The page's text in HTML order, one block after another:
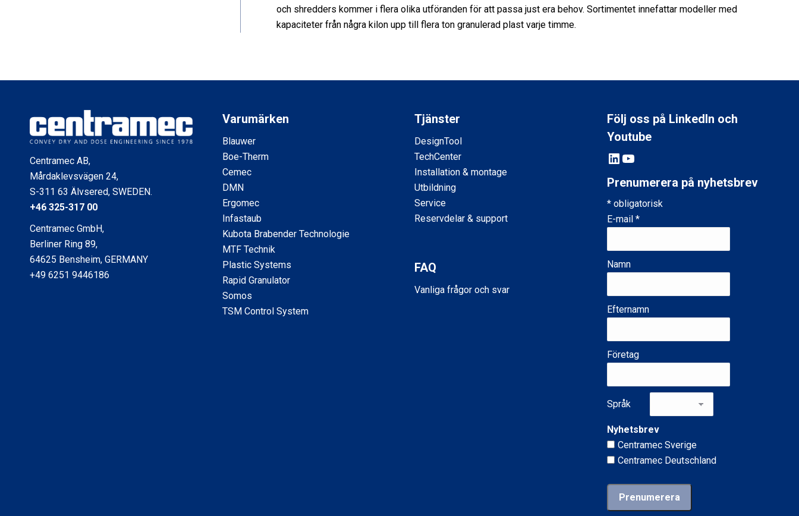
och shredders kommer i flera olika utföranden för att passa just era behov. Sortimentet innefattar modeller med
kapaciteter från några kilon upp till flera ton granulerad plast varje timme.
Centramec AB,
Mårdaklevsvägen 24,
S-311 63 Älvsered, SWEDEN.
+46 325-317 00
Centramec GmbH,
Berliner Ring 89,
64625 Bensheim, GERMANY
+49 6251 9446186
Varumärken
Blauwer
Boe-Therm
Cemec
DMN
Ergomec
Infastaub
Kubota Brabender Technologie
MTF Technik
Plastic Systems
Rapid Granulator
Somos
TSM Control System
Tjänster
DesignTool
TechCenter
Installation & montage
Utbildning
Service
Reservdelar & support
FAQ
Vanliga frågor och svar
Följ oss på LinkedIn och
Youtube
LinkedIn
YouTube
Prenumerera på nyhetsbrev
*obligatorisk
E-mail *
Namn
Efternamn
Företag
Språk
Nyhetsbrev
Centramec Sverige
Centramec Deutschland